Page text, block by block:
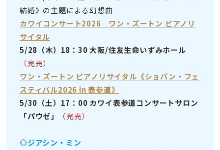
結婚》の主題による幻想曲
カワイコンサート2026 ワン・ズートン ピアノリ
サイタル
5/28（木）18：30 大阪/住友生命いずみホール
（完売）
ワン・ズートン ピアノリサイタル《ショパン・フェ
スティバル2026 in 表参道》
5/30（土）17：00 カワイ表参道コンサートサロン
「パウゼ」
（完売）
◎ジアシン・ミン